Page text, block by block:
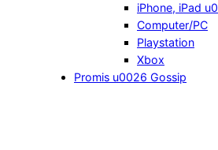
iPhone, iPad
Computer/PC
Playstation
Xbox
Promis u0026 Gossip